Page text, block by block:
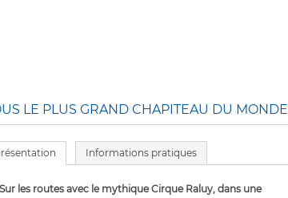
LE PLUS GRAND CHAPITEAU DU MONDE
Informations pratiques
Sur les routes avec le mythique Cirque Raluy, dans une